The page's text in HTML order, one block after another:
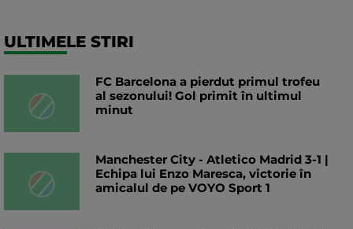
ULTIMELE STIRI
FC Barcelona a pierdut primul trofeu
al sezonului! Gol primit în ultimul
minut
Manchester City - Atletico Madrid 3-1 |
Echipa lui Enzo Maresca, victorie în
amicalul de pe VOYO Sport 1